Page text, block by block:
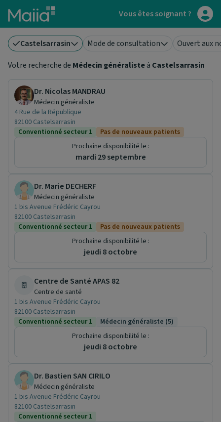
Aller au contenu principal Vous êtes soignant ?
Castelsarrasin Mode de consultation
Ouvert aux
Votre recherche de Médecin généralisteà Castelsarrasin
Dr. Nicolas MANDRAU
Médecin généraliste
4 Rue de la République
82100 Castelsarrasin
Conventionné secteur 1
Pas de nouveaux patients
Prochaine disponibilité le :
mardi 29 septembre
Dr. Marie DECHERF
Médecin généraliste
1 bis Avenue Frédéric Cayrou
82100 Castelsarrasin
Conventionné secteur 1
Pas de nouveaux patients
Prochaine disponibilité le :
jeudi 8 octobre
Centre de Santé APAS 82
Centre de santé
1 bis Avenue Frédéric Cayrou
82100 Castelsarrasin
Conventionné secteur 1
Médecin généraliste (5)
Prochaine disponibilité le :
jeudi 8 octobre
Dr. Bastien SAN CIRILO
Médecin généraliste
1 bis Avenue Frédéric Cayrou
82100 Castelsarrasin
Conventionné secteur 1